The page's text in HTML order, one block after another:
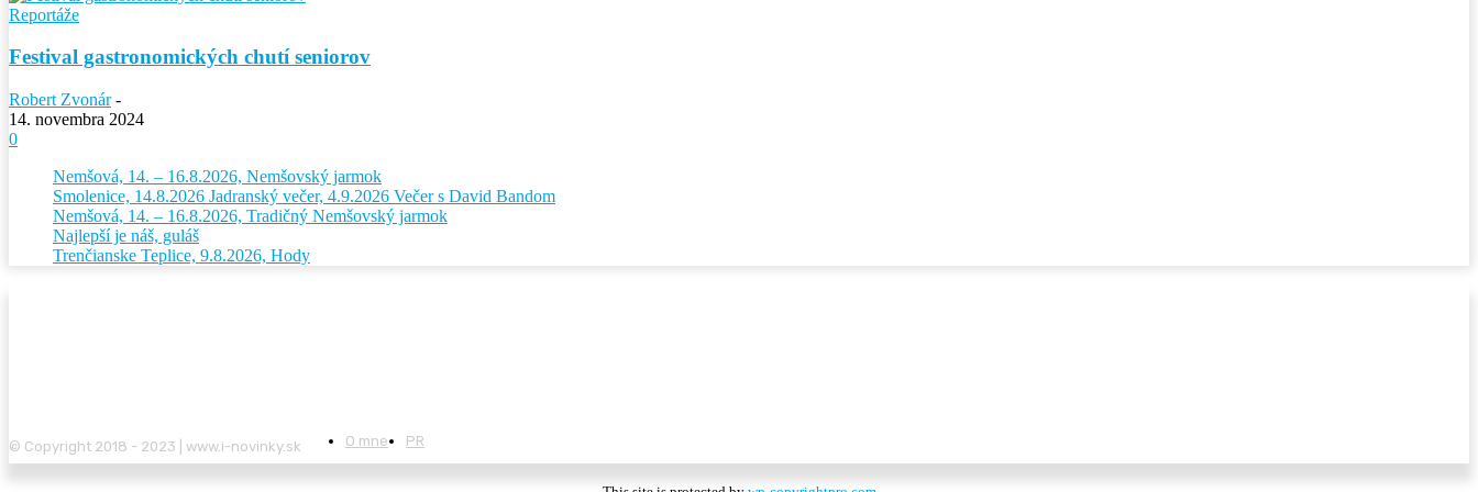
Reportáže
Festival gastronomických chutí seniorov
Robert Zvonár -
14. novembra 2024
0
Nemšová, 14. – 16.8.2026, Nemšovský jarmok
Smolenice, 14.8.2026 Jadranský večer, 4.9.2026 Večer s David Bandom
Nemšová, 14. – 16.8.2026, Tradičný Nemšovský jarmok
Najlepší je náš, guláš
Trenčianske Teplice, 9.8.2026, Hody
© Copyright 2018 - 2023 | www.i-novinky.sk O mne PR